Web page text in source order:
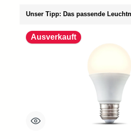
Unser Tipp: Das passende
Ausverkauft